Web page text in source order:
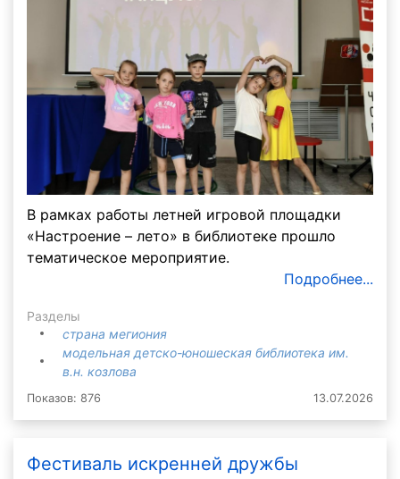
В рамках работы летней игровой площадки
«Настроение – лето» в библиотеке прошло
тематическое мероприятие.
Подробнее...
Разделы
страна мегиония
модельная детско-юношеская библиотека им.
в.н. козлова
Показов: 876 13.07.2026
Фестиваль искренней дружбы